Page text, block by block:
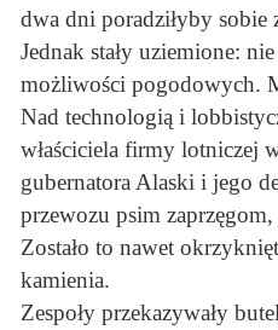
dwa dni poradziłyby sobie
Jednak stały uziemione:
możliwości pogodowych.
Nad technologią i
właściciela firmy lotniczej
gubernatora Alaski i jego
przewozu psim
Zostało to nawet
kamienia.
Zespoły przekazywały